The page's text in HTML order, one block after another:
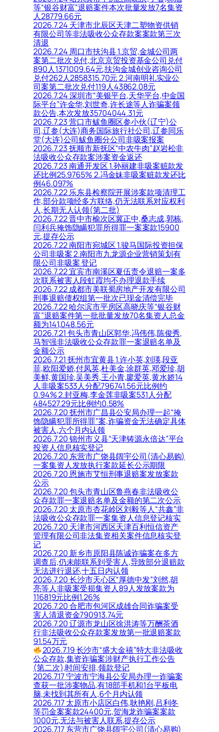
等“银谷财富”退赔案件本次批量发放7名集资
人28779.66元
2026.7.24 天津市北辰区天津二塑物资供销
有限公司等非法吸收公众存款案案款第三次
清退
2026.7.24 周口市扶沟县 1.京贸,金城公司两
案第二批次兑付,北京京贸投资基金公司兑付
890人1371009.64元,扶沟金城创业咨询公司
兑付262人2858315.70元 2.河南明礼实业公
司案第二批次兑付119人43862.08元
2026.7.24 深圳市“美银平台,天华平台,中金国
际平台”许金华,刘世奇,许长途等人诈骗案领
款公告,本次发放35704044.31元
2026.7.23 营口市鲅鱼圈区参小伙(辽宁)公
司,辽参(大连)商务国际旅行社公司,辽参同乐
堂(大连)公司鲅鱼圈分公司非吸案报案
2026.7.23 抚顺市新抚区“中农牛肉”赵岩松非
法吸收公众存款案涉案资金返还
2026.7.23 南通开发区 1.孙丽建非吸案赃款发
还比例25.9765% 2.冯金妹非吸案赃款发还比
例46.097%
2026.7.22 乐东县检察院开展涉案款项清理工
作,部分款项经多方联络,仍无法联系对应权利
人,长期无人认领(第二批)
2026.7.22 晋中市榆次区冀正中,桑志成,郭栋,
闫利兵掩饰隐瞒犯罪所得罪一案案款15900
元,提存公示
2026.7.22 南阳市宛城区 1.骏马国际投资担保
公司非吸案 2.南阳市九龙源企业营销策划有
限公司非吸案 登记
2026.7.22 宜宾市南溪区夏伍责令退赔一案多
次联系被害人段虹霞均不办理退款手续
2026.7.22 成都市美联蜀房地产开发有限公司
刑事退赔债权组第一批次已现金清偿完毕
2026.7.22 哈尔滨市平房区高晓庆等“银谷财
富”退赔案件第一批批量发放70名集资人总金
额为141,048.56元
2026.7.21 包头市青山区郭华,冯伟伟,陈俊秀,
马智强非法吸收公众存款罪一案退赔名单及
金额公示
2026.7.21 抚州市宜黄县 1.许小英,刘瑛,段亚
菲,欧阳爱娇,付凤英,杜美金,涂群英,邓爱珍,胡
美鲜,黄国珍,吴美秀,王小青,廖爱英,黄水娇14
人非吸案533人分配796741.56元比例约
0.94% 2.封亚梅,李金莲非吸案531人分配
484527.29元比例约0.58%
2026.7.20 抚州市广昌县公安局办理一起“掩
饰隐瞒犯罪所得罪”案,诈骗资金无法确定具体
被害人,六个月内认领
2026.7.20 锦州市义县“天津铸源永倍达”平台
投资人信息核实登记
2026.7.20 东营市广饶县阔宇公司(清心易购)
一案集资人发放执行案款延长公示期限
2026.7.20 恩施市艾恒刑事退赔案发放案款
公示
2026.7.20 包头市青山区鲁燕春非法吸收公
众存款罪一案退赔名单及金额的第二次公示
2026.7.20 太原市杏花岭区刘毅等人“共鑫”非
法吸收公众存款罪一案集资人信息登记核实
2026.7.20 天津市河西区天津百利恒信资产
管理有限公司非法集资相关案件信息核实登
记
2026.7.20 新乡市原阳县陈诚诈骗案在多方
调查后,仍未能联系到受害人,导致部分退赔款
无法进行退还,十五日内认领
2026.7.20 长沙市天心区“厚德中发”刘然,胡
亮等人非吸案受损集资人89人发放案款为
116819元比例1.26%
2026.7.20 合肥市包河区成雄合同诈骗案受
害人清退资金790913.74元
2026.7.20 辽源市龙山区徐洪涛等万酬茶酒
行非法吸收公众存款案发放第一批退赔案款
91.54万元
2026.7.19 长沙市“盛大金禧”特大非法吸收
公众存款,集资诈骗案涉财产执行工作公告
(第二次),时间安排,领款登记
2026.7.17 宁波市宁海县公安局办理一诈骗案
查获一批涉案物品,有18部手机和1台平板电
脑,未找到其所有人,6个月内认领
2026.7.17 太原市小店区白伟,耿艳刚,吕利冬
等罚金案案款24400元,贺海龙诈骗案案款
1000元,无法与被害人联系,提存公示
2026.7.17 东营市广饶县阔宇公司(清心易购)